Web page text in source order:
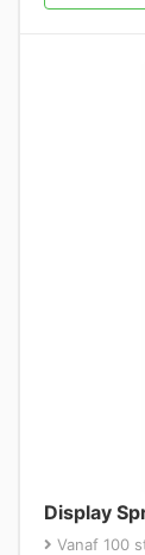
Display
Vanaf 100